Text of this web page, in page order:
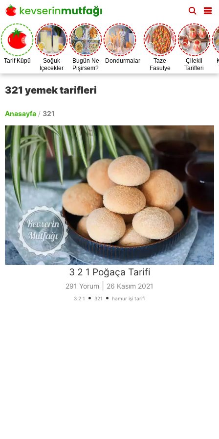
Tarif Küpü
Soğuk
İçecekler
Bugün Ne
Pişirsem?
Dondurmalar
Taze
Fasulye
Zamanı
Çilekli
Tarifleri
321 yemek tarifleri
Anasayfa / 321
3 2 1 Poğaça Tarifi
291 Yorum 26 Kasım 2021
3 2 1 • 321 • hamur işi tarifi